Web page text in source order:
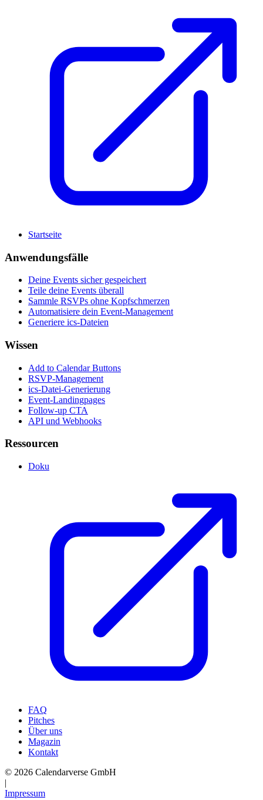
Startseite
Anwendungsfälle
Deine Events sicher gespeichert
Teile deine Events überall
Sammle RSVPs ohne Kopfschmerzen
Automatisiere dein Event-Management
Generiere ics-Dateien
Wissen
Add to Calendar Buttons
RSVP-Management
ics-Datei-Generierung
Event-Landingpages
Follow-up CTA
API und Webhooks
Ressourcen
Doku
FAQ
Pitches
Über uns
Magazin
Kontakt
© 2026 Calendarverse GmbH
|
Impressum